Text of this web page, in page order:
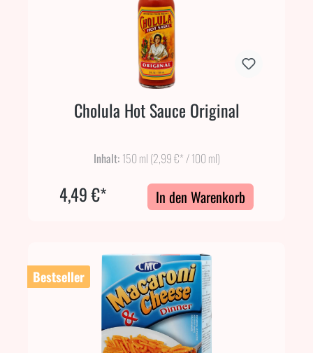
Cholula Hot Sauce Original
Inhalt: 150 ml (2,99 €* / 100 ml)
4,49 €* In den Warenkorb
Bestseller